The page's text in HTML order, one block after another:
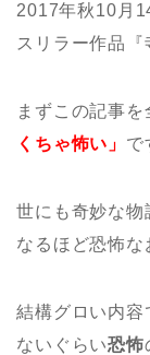
2017年秋10月
スリラー作品『
まずこの記事
くちゃ怖い」 で
世にも奇妙な物
なるほど恐怖な
結構グロい内容
ないぐらい恐怖